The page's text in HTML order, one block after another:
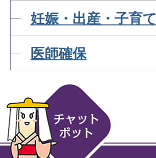
妊娠・出産・子育て
医師確保